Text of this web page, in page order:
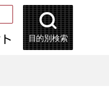
目的別検索